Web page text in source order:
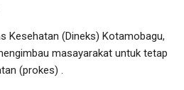
Kesehatan (Dineks) Kotamobagu,
masayarakat untuk tetap
(prokes) .